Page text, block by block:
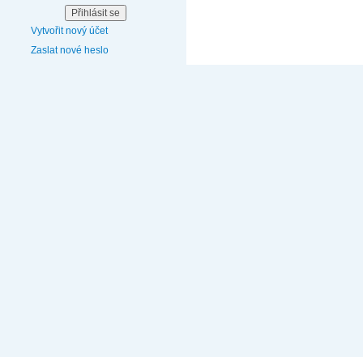
Vytvořit nový účet
Zaslat nové heslo